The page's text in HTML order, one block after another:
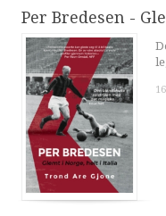
Per Bredesen -